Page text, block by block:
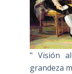
" Visión
grandeza